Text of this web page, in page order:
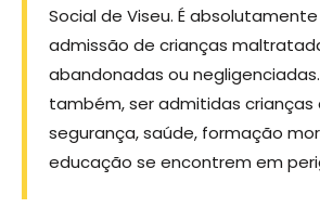
Social de Viseu. É
admissão de crianças
abandonadas ou
também, ser admitidas crianças
segurança, saúde, formação
educação se encontrem em